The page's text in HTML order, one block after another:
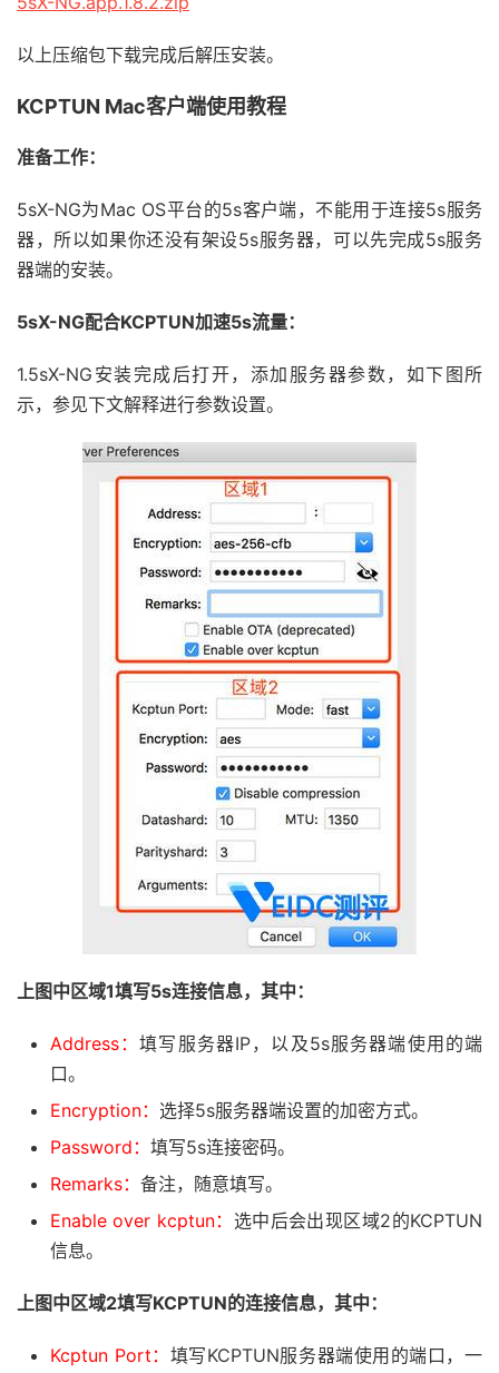
以上压缩包下载完成后解压安装。
KCPTUN Mac客户端使用教程
准备工作：
5sX-NG为Mac OS平台的5s客户端，不能用于连接5s服务
器，所以如果你还没有架设5s服务器，可以先完成5s服务
器端的安装。
5sX-NG配合KCPTUN加速5s流量：
1.5sX-NG安装完成后打开，添加服务器参数，如下图所
示，参见下文解释进行参数设置。
上图中区域1填写5s连接信息，其中：
Address：填写服务器IP，以及5s服务器端使用的端
口。
Encryption： 选择5s服务器端设置的加密方式。
Password： 填写5s连接密码。
Remarks： 备注，随意填写。
Enable over kcptun： 选中后会出现区域2的KCPTUN
信息。
上图中区域2填写KCPTUN的连接信息，其中：
Kcptun Port： 填写KCPTUN服务器端使用的端口，一